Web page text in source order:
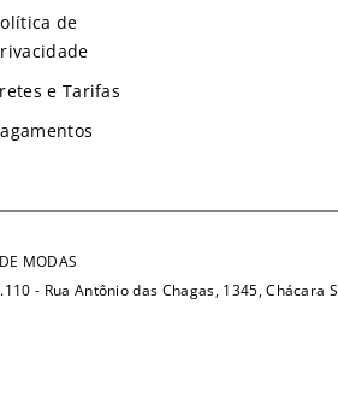
de
e Tarifas
MODAS
- Rua Antônio das Chagas, 1345, Chácara